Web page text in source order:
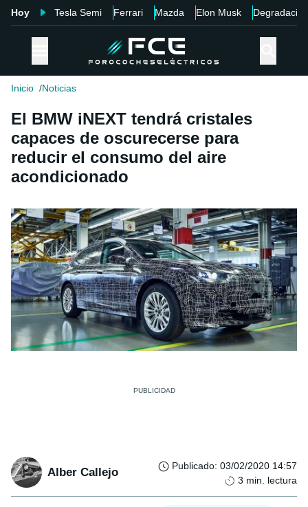
Hoy Tesla Semi Ferrari Mazda Elon Musk Degradación
Inicio Noticias
El BMW iNEXT tendrá cristales
capaces de oscurecerse para
reducir el consumo del aire
acondicionado
Alber Callejo Publicado: 03/02/2020 14:57
3 min. lectura